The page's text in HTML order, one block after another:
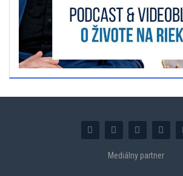
Mediálny partner